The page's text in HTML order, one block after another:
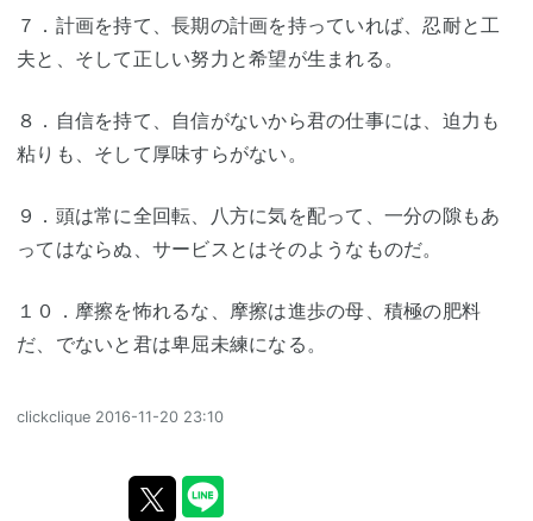
７．計画を持て、長期の計画を持っていれば、忍耐と工
夫と、そして正しい努力と希望が生まれる。
８．自信を持て、自信がないから君の仕事には、迫力も
粘りも、そして厚味すらがない。
９．頭は常に全回転、八方に気を配って、一分の隙もあ
ってはならぬ、サービスとはそのようなものだ。
１０．摩擦を怖れるな、摩擦は進歩の母、積極の肥料
だ、でないと君は卑屈未練になる。
clickclique 2016-11-20 23:10